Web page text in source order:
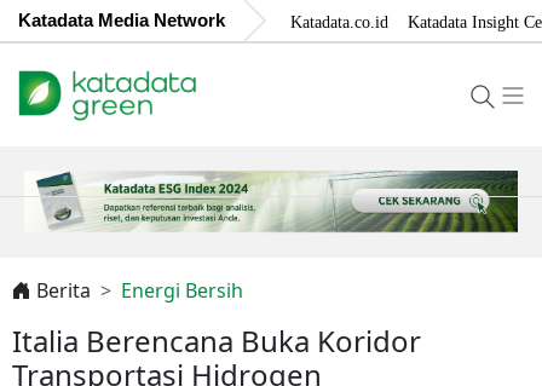
Katadata Media Network Katadata.co.id Katadata Insight
Berita Energi Bersih
Italia Berencana Buka Koridor
Transportasi Hidrogen